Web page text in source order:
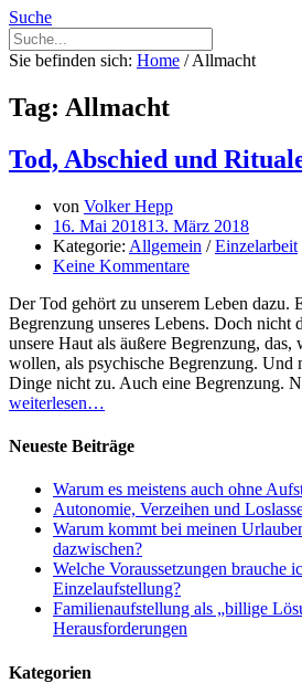
Suche
Sie befinden sich: Home / Allmacht
Tag: Allmacht
Tod, Abschied und
von Volker Hepp
16. Mai 201813. März 2018
Kategorie: Allgemein /Einzelarbeit
Keine Kommentare
Der Tod gehört zu unserem Leben dazu.
Begrenzung unseres Lebens. Doch nicht
unsere Haut als äußere Begrenzung,
wollen, als psychische Begrenzung. Und
Dinge nicht zu. Auch eine Begrenzung.
weiterlesen…
Neueste Beiträge
Warum es meistens auch ohne
Autonomie, Verzeihen und
Warum kommt bei meinen
dazwischen?
Welche Voraussetzungen brauche
Einzelaufstellung?
Familienaufstellung als „billige
Herausforderungen
Kategorien